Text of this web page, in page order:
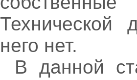
Технической
него нет.
В данной